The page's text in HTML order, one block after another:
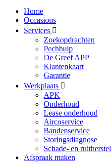
Home
Occasions
Services
Zoekopdrachten
Pechhulp
De Greef APP
Klantenkaart
Garantie
Werkplaats
APK
Onderhoud
Lease onderhoud
Aircoservice
Bandenservice
Storingsdiagnose
Schade- en ruitherstel
Afspraak maken